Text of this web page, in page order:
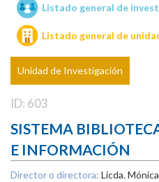
Unidades de
Listado general de
Listado general de
Unidad de Investigación
ID: 603
SISTEMA
E INFORMACIÓN
Director o directora: Licda.